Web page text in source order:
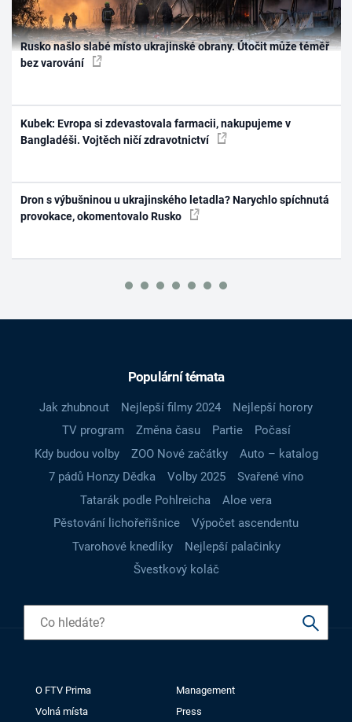
Rusko našlo slabé místo ukrajinské obrany. Útočit může téměř
bez varování
Kubek: Evropa si zdevastovala farmacii, nakupujeme v
Bangladéši. Vojtěch ničí zdravotnictví
Dron s výbušninou u ukrajinského letadla? Narychlo spíchnutá
provokace, okomentovalo Rusko
Populární témata
Jak zhubnout Nejlepší filmy 2024
Nejlepší horory
TV program
Změna času Partie
Počasí
Kdy budou volby
ZOO Nové začátky
Auto – katalog
7 pádů Honzy Dědka
Volby 2025
Svařené víno
Tatarák podle Pohlreicha
Aloe vera
Pěstování lichořeřišnice
Výpočet ascendentu
Tvarohové knedlíky
Nejlepší palačinky
Švestkový koláč
O FTV Prima
Management
Volná místa
Press